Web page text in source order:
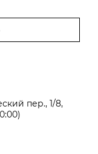
пер., 1/8,